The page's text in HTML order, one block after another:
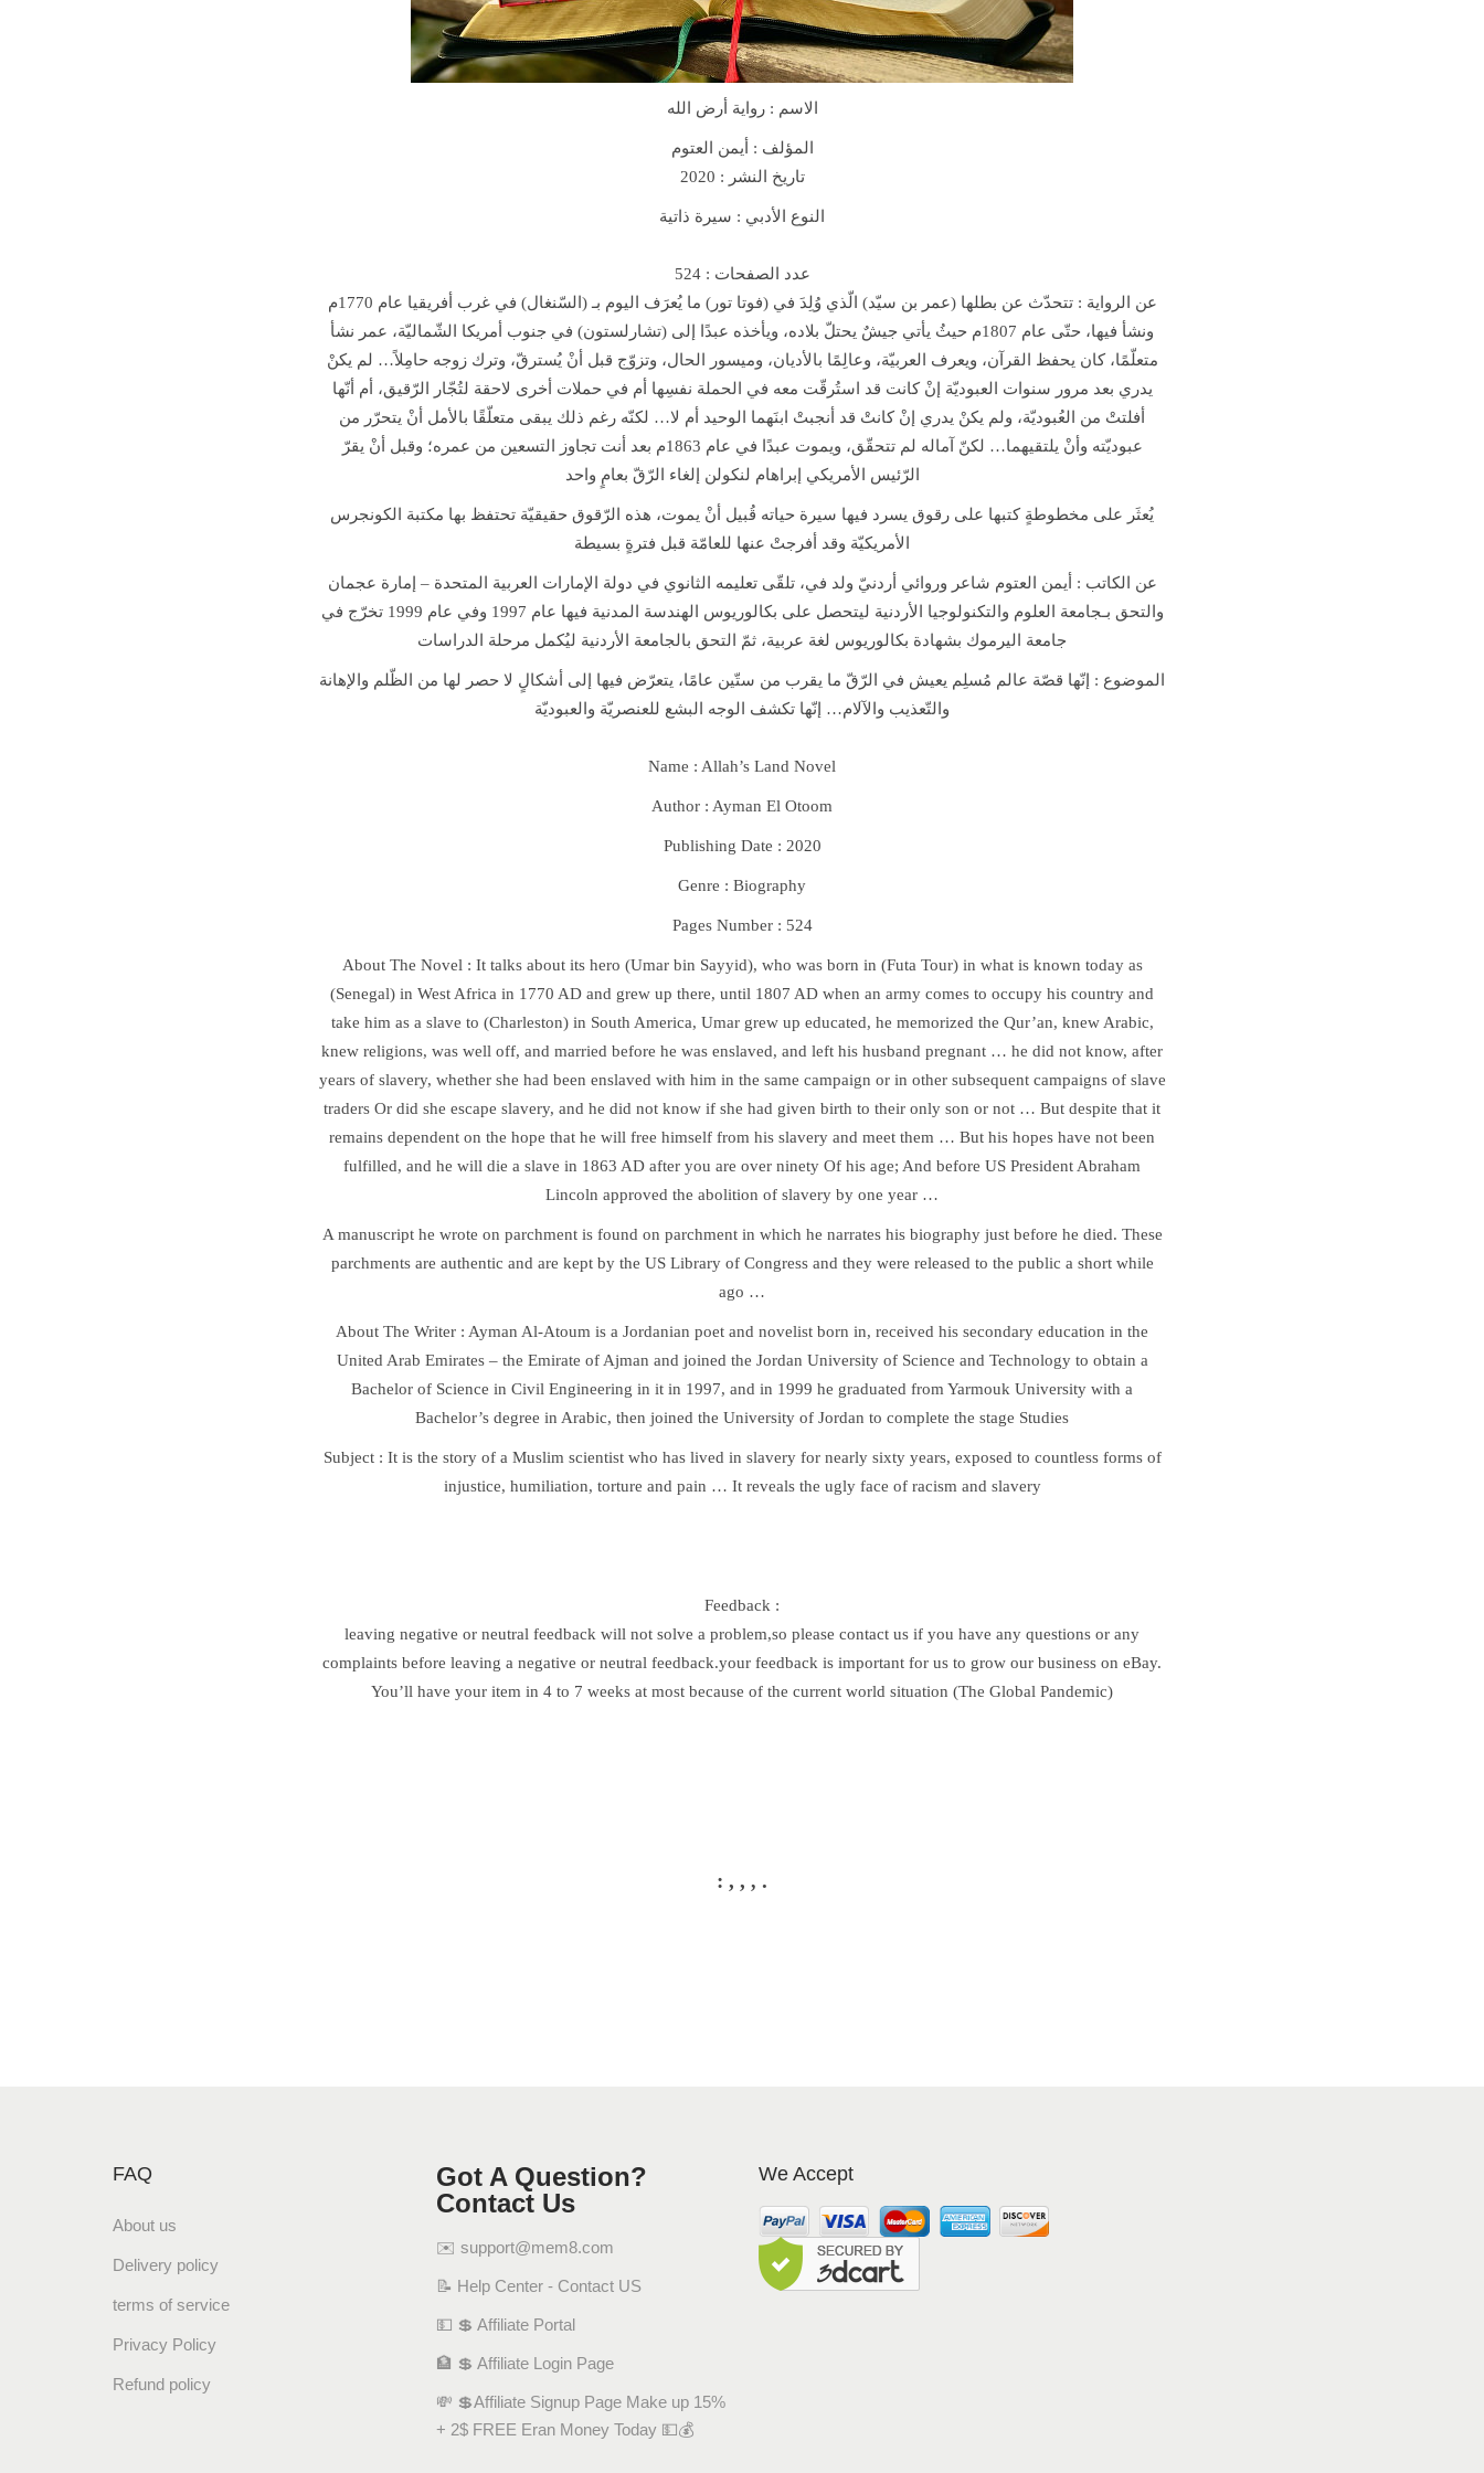
ا
ر
ض
n
t
i
t
y
الاسم : رواية أرض الله
المؤلف : أيمن العتوم
تاريخ النشر : 2020
النوع الأدبي : سيرة ذاتية
عدد الصفحات : 524
عن الرواية :
تتحدّث عن بطلها (عمر بن سيّد) الّذي وُلِدَ في (فوتا تور) ما يُعرَف اليوم بـ (السّنغال) في غرب أفريقيا عام 1770م
ونشأ فيها، حتّى عام 1807م حيثُ يأتي جيشٌ يحتلّ بلاده، ويأخذه عبدًا إلى (تشارلستون) في جنوب أمريكا الشّماليّة، عمر نشأ
متعلّمًا، كان يحفظ القرآن، ويعرف العربيّة، وعالِمًا بالأديان، وميسور الحال، وتزوّج قبل أنْ يُسترقّ، وترك زوجه حامِلاً… لم يكنْ
يدري بعد مرور سنوات العبوديّة إنْ كانت قد استُرقّت معه في الحملة نفسِها أم في حملات أخرى لاحقة لتُجّار الرّقيق، أم أنّها
أفلتتْ من العُبوديّة، ولم يكنْ يدري إنْ كانتْ قد أنجبتْ ابنَهما الوحيد أم لا… لكنّه رغم ذلك يبقى متعلّقًا بالأمل أنْ يتحرّر من
عبوديّته وأنْ يلتقيهما… لكنّ آماله لم تتحقّق، ويموت عبدًا في عام 1863م بعد أنت تجاوز التسعين من عمره؛ وقبل أنْ يقرّ
الرّئيس الأمريكي إبراهام لنكولن إلغاء الرّقّ بعامٍ واحد
يُعثَر على مخطوطةٍ كتبها على رقوق يسرد فيها سيرة حياته قُبيل أنْ يموت، هذه الرّقوق حقيقيّة تحتفظ بها مكتبة الكونجرس
الأمريكيّة وقد أفرجتْ عنها للعامّة قبل فترةٍ بسيطة
عن الكاتب : أيمن العتوم شاعر وروائي أردنيّ ولد في، تلقّى تعليمه الثانوي في دولة الإمارات العربية المتحدة – إمارة عجمان
والتحق بـجامعة العلوم والتكنولوجيا الأردنية ليتحصل على بكالوريوس الهندسة المدنية فيها عام 1997 وفي عام 1999 تخرّج في
جامعة اليرموك بشهادة بكالوريوس لغة عربية، ثمّ التحق بالجامعة الأردنية ليُكمل مرحلة الدراسات
الموضوع : إنّها قصّة عالم مُسلِم يعيش في الرّقّ ما يقرب من ستّين عامًا، يتعرّض فيها إلى أشكالٍ لا حصر لها من الظّلم والإهانة
والتّعذيب والآلام… إنّها تكشف الوجه البشع للعنصريّة والعبوديّة
Name : Allah’s Land Novel
Author : Ayman El Otoom
Publishing Date : 2020
Genre : Biography
Pages Number : 524
About The Novel : It talks about its hero (Umar bin Sayyid), who was born in (Futa Tour) in what is known today as
(Senegal) in West Africa in 1770 AD and grew up there, until 1807 AD when an army comes to occupy his country and
take him as a slave to (Charleston) in South America, Umar grew up educated, he memorized the Qur’an, knew Arabic,
knew religions, was well off, and married before he was enslaved, and left his husband pregnant … he did not know, after
years of slavery, whether she had been enslaved with him in the same campaign or in other subsequent campaigns of slave
traders Or did she escape slavery, and he did not know if she had given birth to their only son or not … But despite that it
remains dependent on the hope that he will free himself from his slavery and meet them … But his hopes have not been
fulfilled, and he will die a slave in 1863 AD after you are over ninety Of his age; And before US President Abraham
Lincoln approved the abolition of slavery by one year …
A manuscript he wrote on parchment is found on parchment in which he narrates his biography just before he died. These
parchments are authentic and are kept by the US Library of Congress and they were released to the public a short while
ago …
About The Writer : Ayman Al-Atoum is a Jordanian poet and novelist born in, received his secondary education in the
United Arab Emirates – the Emirate of Ajman and joined the Jordan University of Science and Technology to obtain a
Bachelor of Science in Civil Engineering in it in 1997, and in 1999 he graduated from Yarmouk University with a
Bachelor’s degree in Arabic, then joined the University of Jordan to complete the stage Studies
Subject : It is the story of a Muslim scientist who has lived in slavery for nearly sixty years, exposed to countless forms of
injustice, humiliation, torture and pain … It reveals the ugly face of racism and slavery
Feedback :
leaving negative or neutral feedback will not solve a problem,so please contact us if you have any questions or any
complaints before leaving a negative or neutral feedback.your feedback is important for us to grow our business on eBay.
You’ll have your item in 4 to 7 weeks at most because of the current world situation (The Global Pandemic)
: , , , .
FAQ
About us
Delivery policy
terms of service
Privacy Policy
Refund policy
Got A Question?
Contact Us
✉️ support@mem8.com
📝 Help Center - Contact US
💵 💲 Affiliate Portal
🏦 💲 Affiliate Login Page
💸 💲Affiliate Signup Page Make up 15%
+ 2$ FREE Eran Money Today 💵💰
We Accept